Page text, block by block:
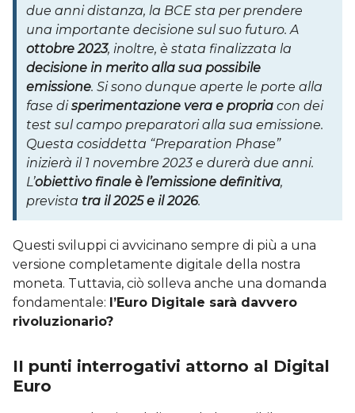
due anni distanza, la BCE sta per prendere
una importante decisione sul suo futuro. A
ottobre 2023, inoltre, è stata finalizzata la
decisione in merito alla sua possibile
emissione. Si sono dunque aperte le porte alla
fase disperimentazione vera e propria con dei
test sul campo preparatori alla sua emissione.
Questa cosiddetta “Preparation Phase”
inizierà il 1 novembre 2023 e durerà due anni.
L’obiettivo finale è l’emissione definitiva,
prevista tra il 2025 e il 2026.
Questi sviluppi ci avvicinano sempre di più a una
versione completamente digitale della nostra
moneta. Tuttavia, ciò solleva anche una domanda
fondamentale: l’Euro Digitale sarà davvero
rivoluzionario?
II punti interrogativi attorno al Digital
Euro